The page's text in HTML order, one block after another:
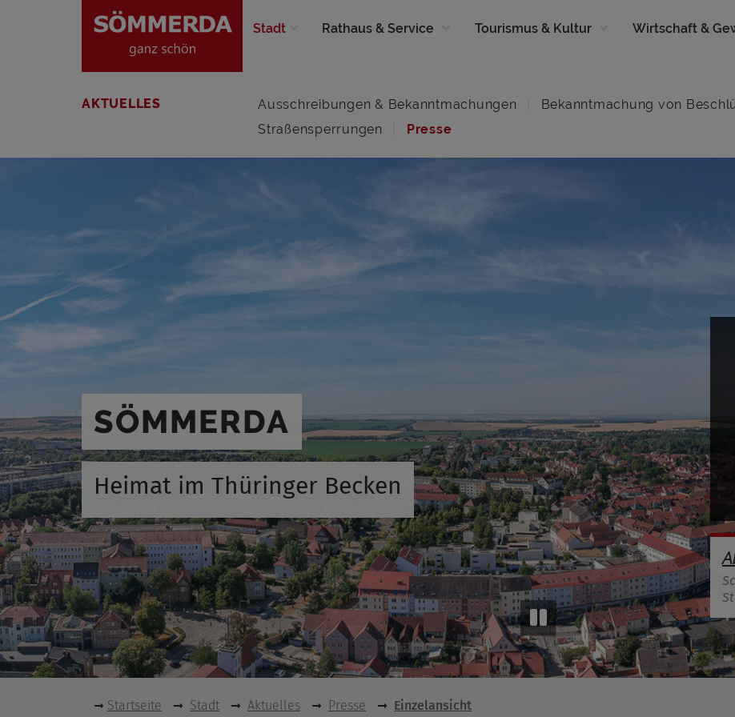
Stadt Rathaus & Service Tourismus & Kultur Wirtschaft &
AKTUELLES Ausschreibungen & Bekanntmachungen Bekanntmachung von
Straßensperrungen
Presse
SÖMMERDA
Heimat im Thüringer Becken
Startseite Stadt Aktuelles Presse Einzelansicht